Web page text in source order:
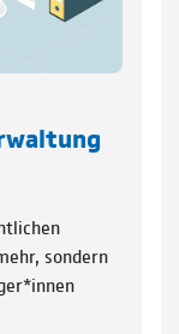
sondern